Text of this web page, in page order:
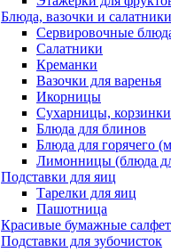
Блюда, вазочки и салатники
Сервировочные
Салатники
Креманки
Вазочки для варенья
Икорницы
Сухарницы, корзинки
Блюда для блинов
Блюда для горячего
Лимонницы (блюда
Подставки для яиц
Тарелки для яиц
Пашотница
Красивые бумажные
Подставки для зубочисток